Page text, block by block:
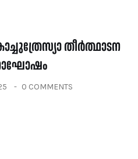
തീർത്ഥാടന
0 COMMENTS